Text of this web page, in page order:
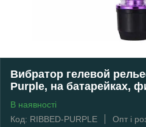
Вибратор гелевой
Purple, на батарейках,
В наявності
Код: RIBBED-PURPLE
Опт і